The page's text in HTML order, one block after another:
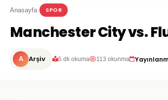
Anasayfa SPOR
Manchester City vs.
A Arşiv 5 dk okuma 113 okunma